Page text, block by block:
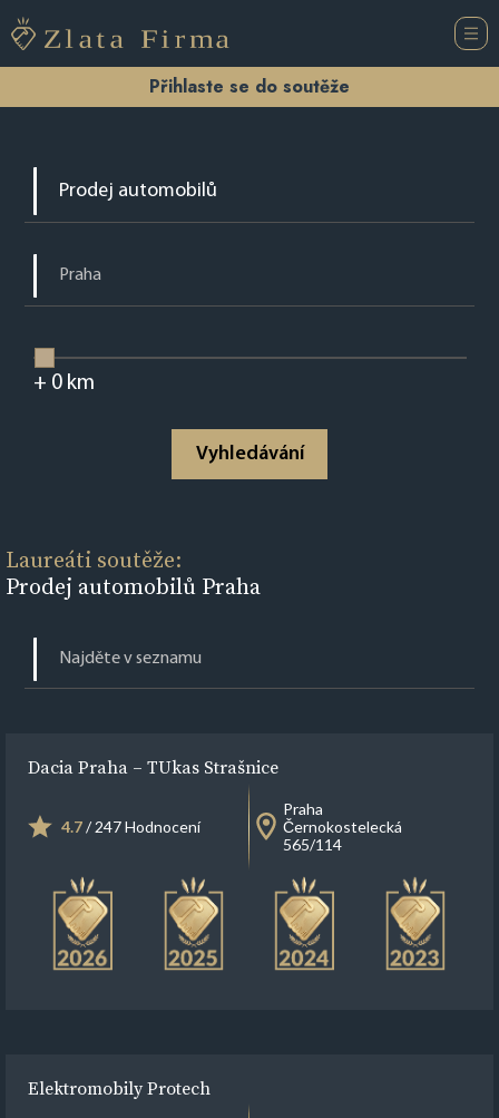
Přihlaste se do soutěže
+ 0km
Vyhledávání
Laureáti soutěže:
Prodej automobilů Praha
Dacia Praha – TUkas Strašnice
4.7/ 247 Hodnocení
Praha
Černokostelecká
565/114
Elektromobily Protech